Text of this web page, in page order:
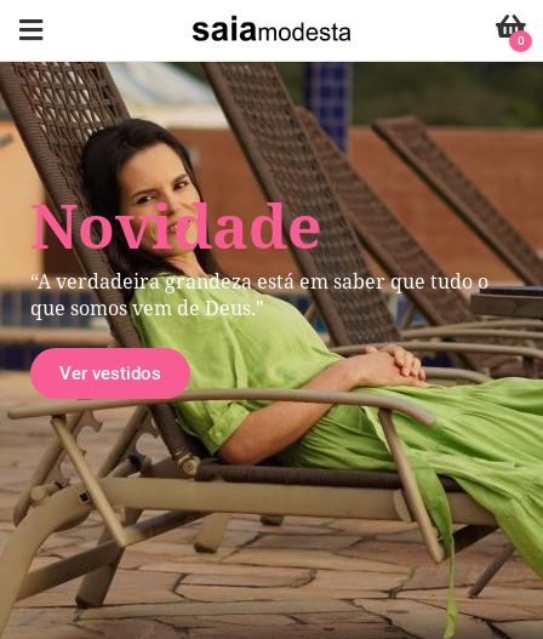
Novidade
“A verdadeira grandeza está em saber que tudo o
que somos vem de Deus."
Ver vestidos
0